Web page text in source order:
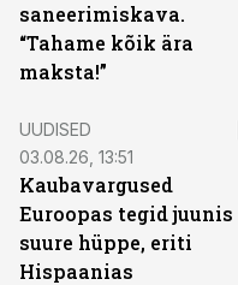
saneerimiskava.
“Tahame kõik ära
maksta!”
UUDISED
03.08.26, 13:51
Kaubavargused
Euroopas tegid juunis
suure hüppe, eriti
Hispaanias